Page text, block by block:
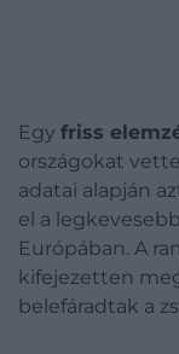
Egy friss
országokat
adatai alapján
el a
Európában. A
kifejezetten
belefáradtak a